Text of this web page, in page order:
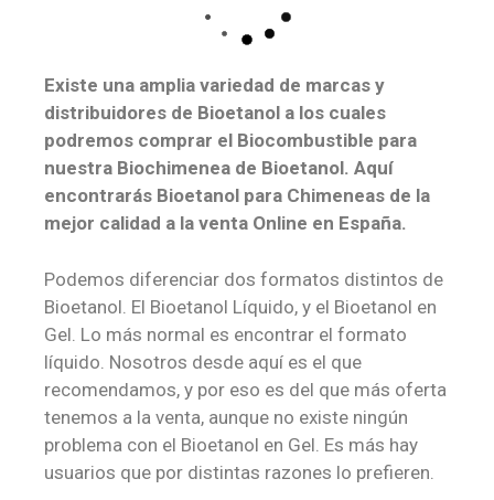
Existe una amplia variedad de marcas y
distribuidores de Bioetanol a los cuales
podremos comprar el Biocombustible para
nuestra Biochimenea de Bioetanol. Aquí
encontrarás Bioetanol para Chimeneas de la
mejor calidad a la venta Online en España.
Podemos diferenciar dos formatos distintos de
Bioetanol. El Bioetanol Líquido, y el Bioetanol en
Gel. Lo más normal es encontrar el formato
líquido. Nosotros desde aquí es el que
recomendamos, y por eso es del que más oferta
tenemos a la venta, aunque no existe ningún
problema con el Bioetanol en Gel. Es más hay
usuarios que por distintas razones lo prefieren.